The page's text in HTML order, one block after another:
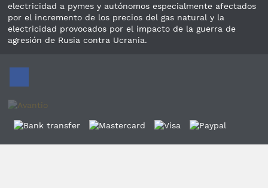
electricidad a pymes y autónomos especialmente afectados
por el incremento de los precios del gas natural y la
electricidad provocados por el impacto de la guerra de
agresión de Rusia contra Ucrania.